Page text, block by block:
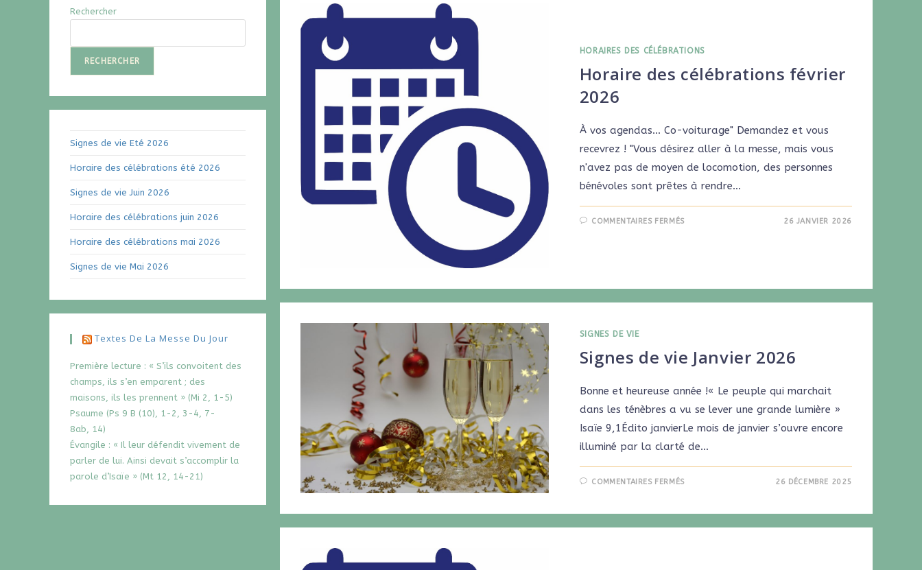
HORAIRES DES CÉLÉBRATIONS
Horaire des célébrations février
2026
À vos agendas... Co-voiturage" Demandez et vous
recevrez ! "Vous désirez aller à la messe, mais vous
n'avez pas de moyen de locomotion, des personnes
bénévoles sont prêtes à rendre…
COMMENTAIRES FERMÉS 26 JANVIER 2026
SIGNES DE VIE
Signes de vie Janvier 2026
Bonne et heureuse année !« Le peuple qui marchait
dans les ténèbres a vu se lever une grande lumière »
Isaïe 9,1Édito janvierLe mois de janvier s’ouvre encore
illuminé par la clarté de…
COMMENTAIRES FERMÉS 26 DÉCEMBRE 2025
Rechercher
RECHERCHER
Signes de vie Eté 2026
Horaire des célébrations été 2026
Signes de vie Juin 2026
Horaire des célébrations juin 2026
Horaire des célébrations mai 2026
Signes de vie Mai 2026
Textes De La Messe Du Jour
Première lecture : « S’ils convoitent des
champs, ils s’en emparent ; des
maisons, ils les prennent » (Mi 2, 1-5)
Psaume (Ps 9 B (10), 1-2, 3-4, 7-
8ab, 14)
Évangile : « Il leur défendit vivement de
parler de lui. Ainsi devait s’accomplir la
parole d’Isaïe » (Mt 12, 14-21)